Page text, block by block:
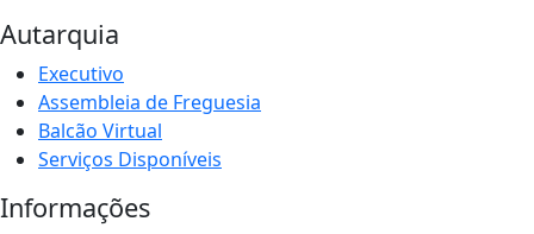
Autarquia
Executivo
Assembleia de Freguesia
Balcão Virtual
Serviços Disponíveis
Informações